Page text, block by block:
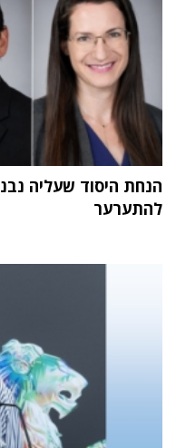
הנחת היסוד שעליה
להתערער